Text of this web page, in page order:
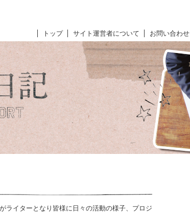
トップ サイト運営者について お問い合わせ
ライターとなり皆様に日々の活動の様子、プロジ